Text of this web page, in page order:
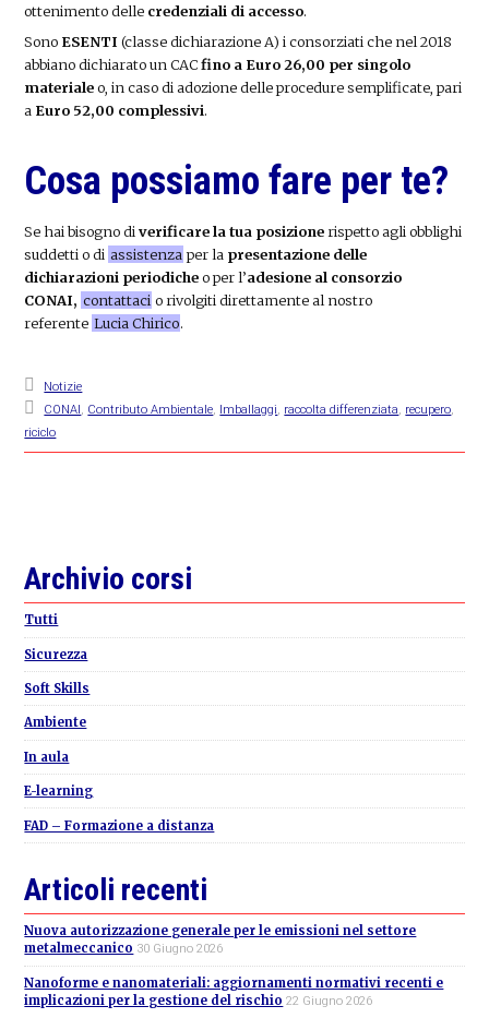
ottenimento delle credenziali di accesso.
Sono ESENTI (classe dichiarazione A) i consorziati che nel 2018
abbiano dichiarato un CACfino a Euro 26,00 per singolo
materialeo, in caso di adozione delle procedure semplificate, pari
a Euro 52,00 complessivi.
Cosa possiamo fare per te?
Se hai bisogno diverificare la tua posizione rispetto agli obblighi
suddetti o di assistenza per la presentazione delle
dichiarazioni periodicheo per l’adesione al consorzio
CONAI, contattaci o rivolgiti direttamente al nostro
referente Lucia Chirico.
Notizie
CONAI , Contributo Ambientale, Imballaggi, raccolta differenziata, recupero,
riciclo
Primary
Sidebar
Archivio corsi
Tutti
Sicurezza
Soft Skills
Ambiente
In aula
E-learning
FAD – Formazione a distanza
Articoli recenti
Nuova autorizzazione generale per le emissioni nel settore
metalmeccanico 30 Giugno 2026
Nanoforme e nanomateriali: aggiornamenti normativi recenti e
implicazioni per la gestione del rischio 22 Giugno 2026